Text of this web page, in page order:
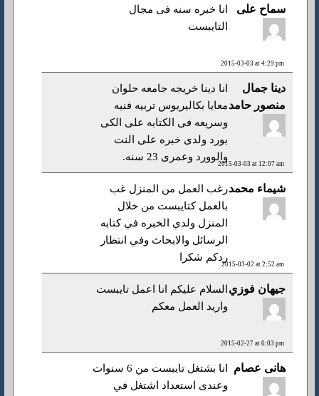
سماح على
2015-03-03 at 4:29 pm
انا خبره سنه فى مجال
التايبست
دينا جمال
منصور حامد
2015-03-03 at 12:07 am
انا دينا خريجه جامعه حلوان
معايا بكاليريوس تربيه فنيه
وسريعه فى الكتابه على الكى
بورد ولدى خبره على النت
والوورد وعمرى 23 سنه.
شيماء محمد
2015-03-02 at 2:52 am
رغب العمل من المنزل غب
بالعمل كتايبست من خلال
المنزل ولدي الخبره في كتابه
الرسائل والابحاث وفي انتظار
ردكم شكرا
جيهان فوزي
2015-02-27 at 6:03 pm
السلام عليكم انا اعمل تايبست
واريد العمل معكم
هانى عصام
انا بشتغل تايبست من 6 سنوات
وعندى استعداد اشتغل في